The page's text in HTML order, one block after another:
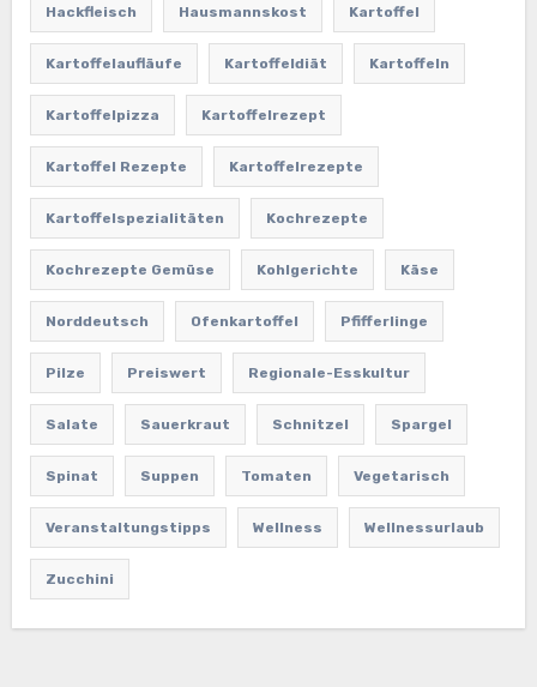
Hackfleisch Hausmannskost Kartoffel
Kartoffelaufläufe Kartoffeldiät Kartoffeln
Kartoffelpizza Kartoffelrezept
Kartoffel Rezepte Kartoffelrezepte
Kartoffelspezialitäten Kochrezepte
Kochrezepte Gemüse Kohlgerichte Käse
Norddeutsch Ofenkartoffel Pfifferlinge
Pilze Preiswert Regionale-Esskultur
Salate Sauerkraut Schnitzel Spargel
Spinat Suppen Tomaten Vegetarisch
Veranstaltungstipps Wellness Wellnessurlaub
Zucchini